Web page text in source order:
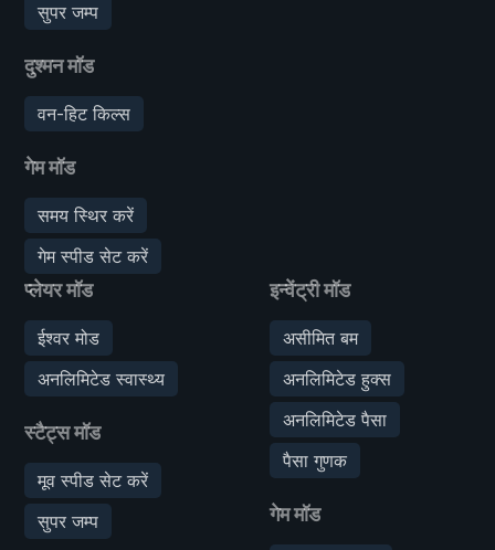
सुपर जम्प
दुश्मन मॉड
वन-हिट किल्स
गेम मॉड
समय स्थिर करें
गेम स्पीड सेट करें
प्लेयर मॉड
ईश्वर मोड
अनलिमिटेड स्वास्थ्य
स्टैट्स मॉड
मूव स्पीड सेट करें
सुपर जम्प
इन्वेंट्री मॉड
असीमित बम
अनलिमिटेड हुक्स
अनलिमिटेड पैसा
पैसा गुणक
गेम मॉड